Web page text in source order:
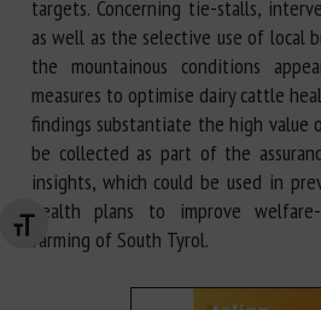
Changer la taille de la police
targets. Concerning tie-stalls,
as well as the selective use of local
the mountainous conditions
measures to optimise dairy cattle
findings substantiate the high
be collected as part of the
insights, which could be used in
health plans to improve
farming of South Tyrol.